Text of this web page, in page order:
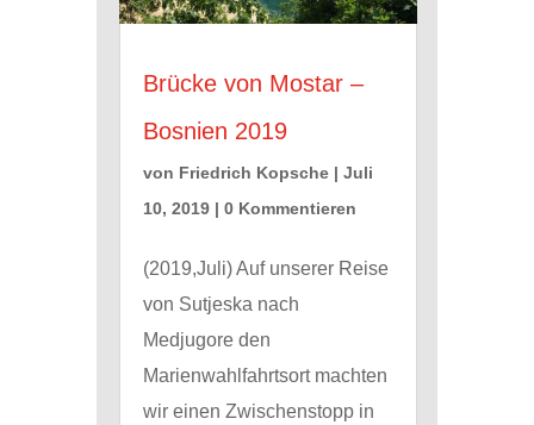
Brücke von Mostar –
Bosnien 2019
von Friedrich Kopsche| Juli
10, 2019| 0 Kommentieren
(2019,Juli) Auf unserer Reise
von Sutjeska nach
Medjugore den
Marienwahlfahrtsort machten
wir einen Zwischenstopp in